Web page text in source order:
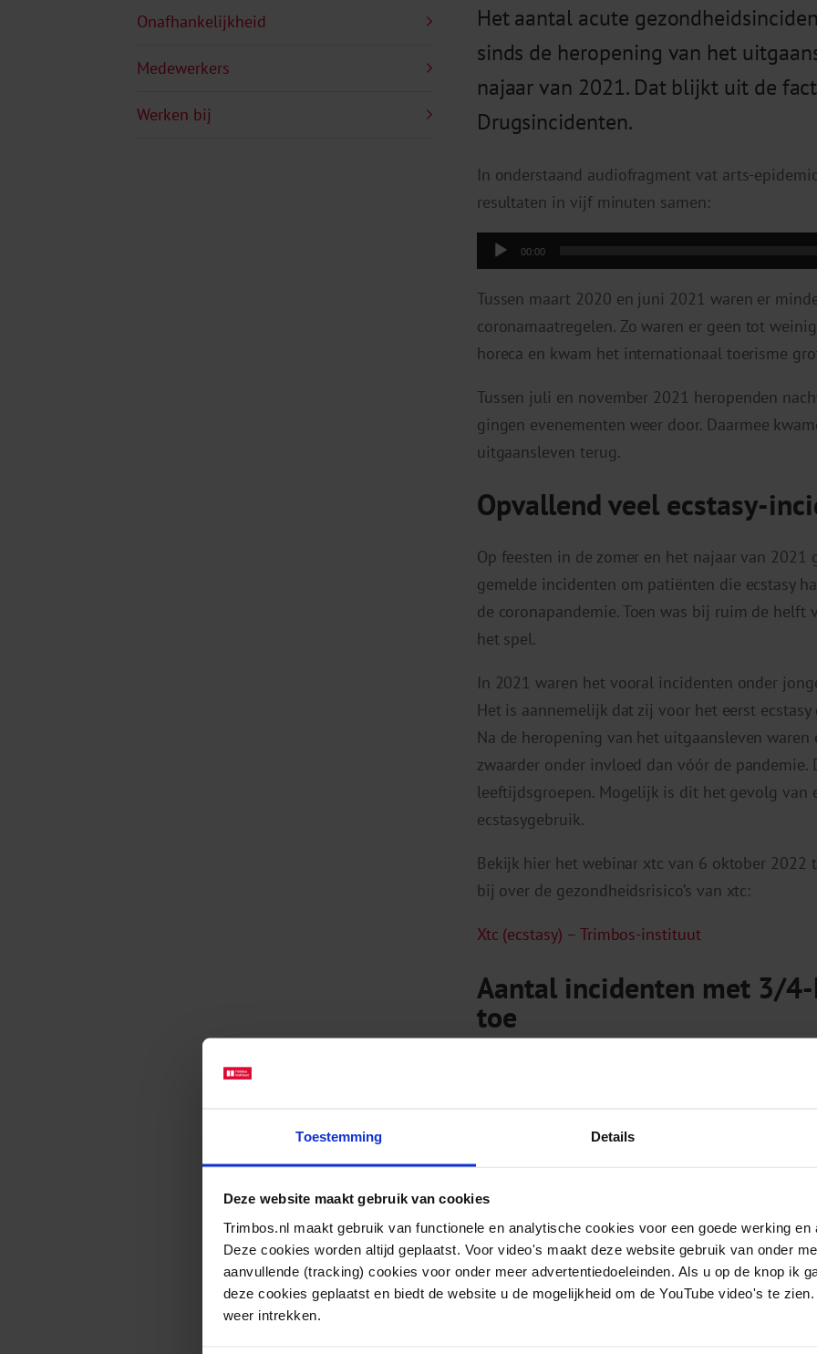
Toestemming Details
Deze website maakt gebruik van cookies
Trimbos.nl maakt gebruik van functionele en analytische cookies voor een goede werking en
Deze cookies worden altijd geplaatst. Voor video's maakt deze website gebruik van onder
aanvullende (tracking) cookies voor onder meer advertentiedoeleinden. Als u op de knop ik
deze cookies geplaatst en biedt de website u de mogelijkheid om de YouTube video's te
weer intrekken.
Onafhankelijkheid
Medewerkers
Werken bij
Het aantal acute
sinds de heropening van het
najaar van 2021. Dat blijkt uit de
Drugsincidenten.
In onderstaand audiofragment vat arts-
resultaten in vijf minuten samen:
Audiospeler
00:00
Tussen maart 2020 en juni 2021 waren er
coronamaatregelen. Zo waren er geen tot
horeca en kwam het internationaal toerisme
Tussen juli en november 2021 heropenden
gingen evenementen weer door. Daarmee
uitgaansleven terug.
Opvallend veel ecstasy-
Op feesten in de zomer en het najaar van
gemelde incidenten om patiënten die ecstasy
de coronapandemie. Toen was bij ruim de helft
het spel.
In 2021 waren het vooral incidenten onder
Het is aannemelijk dat zij voor het eerst
Na de heropening van het uitgaansleven
zwaarder onder invloed dan vóór de
leeftijdsgroepen. Mogelijk is dit het gevolg van
ecstasygebruik.
Bekijk hier het webinar xtc van 6 oktober 2022
bij over de gezondheidsrisico’s van xtc:
Xtc (ecstasy) – Trimbos-instituut
Aantal incidenten met 3/
toe
In 2020 rapporteerde de MDI al een sterke
2021 lag het aantal meldingen van klachten
Ook groeide het aantal patiënten dat ernstige
3/4-MMC, zoals epileptische aanvallen,
betrof vaak mensen van begin twintig die ook
andere drugs.
Overigens werd 3-MMC in het najaar van 2021
Dat betekent dat het bezit, de productie en de